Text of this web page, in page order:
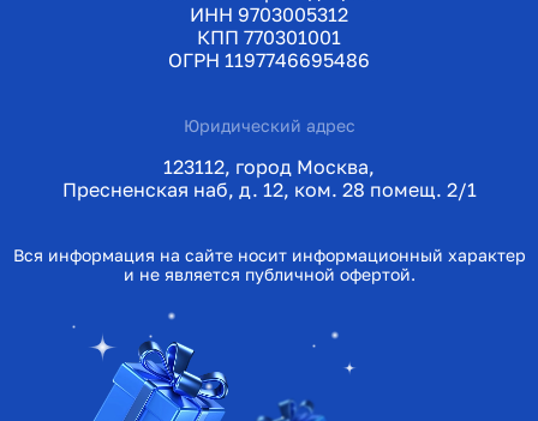
ИНН 9703005312
КПП 770301001
ОГРН 1197746695486
Юридический адрес
123112, город Москва,
Пресненская наб, д. 12, ком. 28 помещ. 2/1
Вся информация на сайте носит информационный характер
и не является публичной офертой.